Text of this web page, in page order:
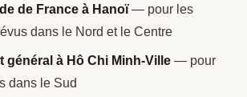
de France à Hanoï— pour les
dans le Nord et le Centre
général à Hô Chi Minh-Ville — pour
dans le Sud